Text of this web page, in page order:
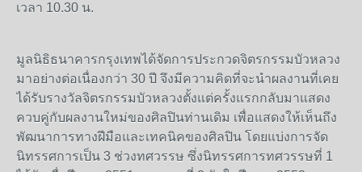
เวลา 10.30 น.
มูลนิธิธนาคารกรุงเทพได้จัดการประกวดจิตรกรรมบัวหลวง
มาอย่างต่อเนื่องกว่า 30 ปี จึงมีความคิดที่จะนำผลงานที่เคย
ได้รับรางวัลจิตรกรรมบัวหลวงตั้งแต่ครั้งแรกกลับมาแสดง
ควบคู่กับผลงานใหม่ของศิลปินท่านเดิม เพื่อแสดงให้เห็นถึง
พัฒนาการทางฝีมือและเทคนิคของศิลปิน โดยแบ่งการจัด
นิทรรศการเป็น 3 ช่วงทศวรรษ ซึ่งนิทรรศการทศวรรษที่ 1